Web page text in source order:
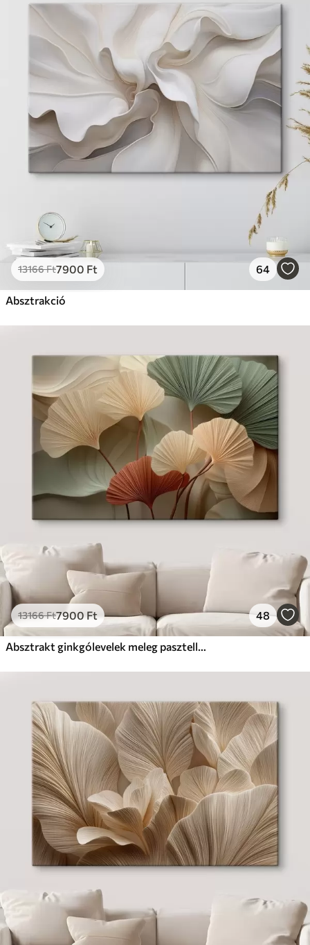
13166Ft7900 Ft 64
Absztrakció
13166Ft7900Ft 48
Absztrakt ginkgólevelek meleg pasztell színekben